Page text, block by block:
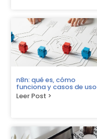
n8n: qué es, cómo
funciona y casos de uso
Leer Post >